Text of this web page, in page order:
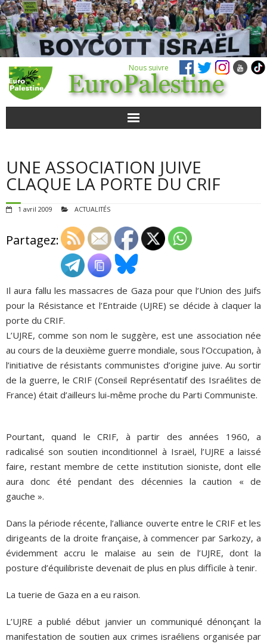
Nous suivre
POUR AGIR
QUI SOMMES-NOUS ?
ADHÉSIONS, DONS, CONTACT
UNE ASSOCIATION JUIVE
CLAQUE LA PORTE DU CRIF
1 avril 2009 ACTUALITÉS
Partagez:
Il aura fallu les massacres de Gaza pour que l’Union des Juifs
pour la Résistance et l’Entraide (UJRE) se décide à claquer la
porte du CRIF.
L’UJRE, comme son nom le suggère, est une association née
au cours de la deuxième guerre mondiale, sous l’Occupation, à
l’initiative de résistants communistes d’origine juive. Au sortir
de la guerre, le CRIF (Conseil Représentatif des Israélites de
France) était d’ailleurs lui-même proche du Parti Communiste.
Pourtant, quand le CRIF, à partir des années 1960, a
radicalisé son soutien inconditionnel à Israël, l’UJRE a laissé
faire, restant membre de cette institution sioniste, dont elle
aura donc été pendant des décennies la caution « de
gauche ».
Dans la période récente, l’alliance ouverte entre le CRIF et les
dirigeants de la droite française, à commencer par Sarkozy, a
évidemment accru le malaise au sein de l’UJRE, dont la
posture d’équilibriste devenait de plus en plus difficile à tenir.
La tuerie de Gaza en a eu raison.
L’UJRE a publié début janvier un communiqué dénonçant la
manifestation de soutien aux crimes israéliens organisée par